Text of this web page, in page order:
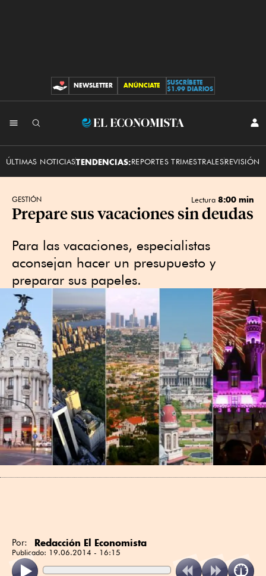
CONTRIBUCIONES
NEWSLETTER ANÚNCIATE
SUSCRÍBETE
$1.99 DIARIOS
El
ÚLTIMAS NOTICIASTENDENCIAS:REPORTES TRIMESTRALESREVISIÓN
GESTIÓN Lectura 8:00 min
Prepare sus vacaciones sin deudas
Para las vacaciones, especialistas
aconsejan hacer un presupuesto y
preparar sus papeles.
Por: Redacción El Economista
Publicado: 19.06.2014 - 16:15